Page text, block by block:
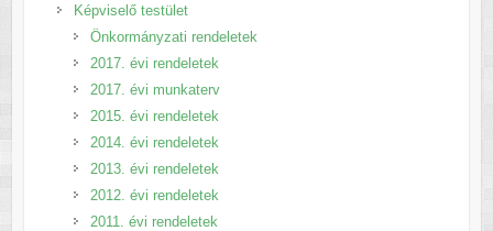
Képviselő testület
Önkormányzati rendeletek
2017. évi rendeletek
2017. évi munkaterv
2015. évi rendeletek
2014. évi rendeletek
2013. évi rendeletek
2012. évi rendeletek
2011. évi rendeletek